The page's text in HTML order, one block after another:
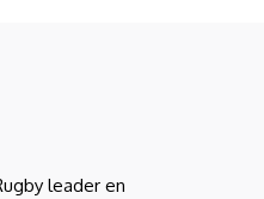
leader en